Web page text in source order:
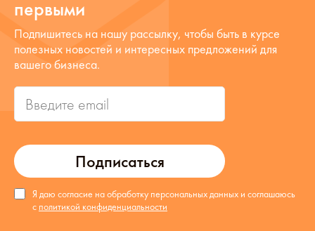
первыми
Подписаться
Я даю согласие на обработку персональных данных и соглашаюсь
с политикой конфиденциальности
Подпишитесь на нашу рассылку, чтобы быть в курсе
полезных новостей и интересных предложений для
вашего бизнеса.